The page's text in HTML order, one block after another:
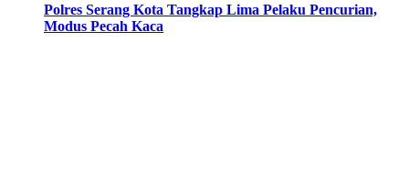
Polres Serang Kota Tangkap Lima Pelaku Pencurian,
Modus Pecah Kaca